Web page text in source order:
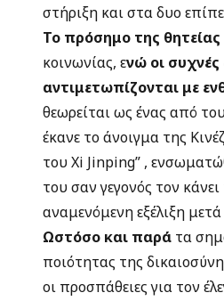
στήριξη και στα δυο
Το πρόσημο της θητείας
κοινωνίας, ενώ οι συχνές
αντιμετωπίζονται με
θεωρείται ως ένας από
έκανε το άνοιγμα της
του Xi Jinping” ,
του σαν γεγονός τον
αναμενόμενη εξέλιξη
Ωστόσο και παράτα
ποιότητας της
οι προσπάθειες για τον